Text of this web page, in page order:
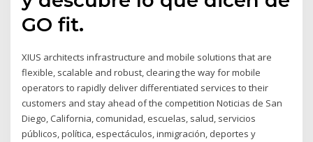
GO fit.
XIUS architects infrastructure and mobile solutions that are
flexible, scalable and robust, clearing the way for mobile
operators to rapidly deliver differentiated services to their
customers and stay ahead of the competition Noticias de San
Diego, California, comunidad, escuelas, salud, servicios
públicos, política, espectáculos, inmigración, deportes y